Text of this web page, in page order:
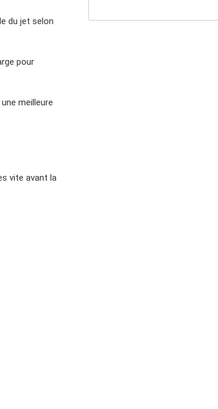
du jet selon
pour
meilleure
vite avant la